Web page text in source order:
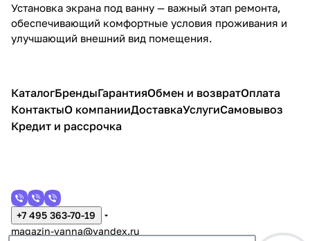
Установка экрана под ванну — важный этап ремонта,
обеспечивающий комфортные условия проживания и
улучшающий внешний вид помещения.
КаталогБрендыГарантияОбмен и возвратОплата
КонтактыО компанииДоставкаУслугиСамовывоз
Кредит и рассрочка
+7 495 363-70-19
magazin-vanna@yandex.ru